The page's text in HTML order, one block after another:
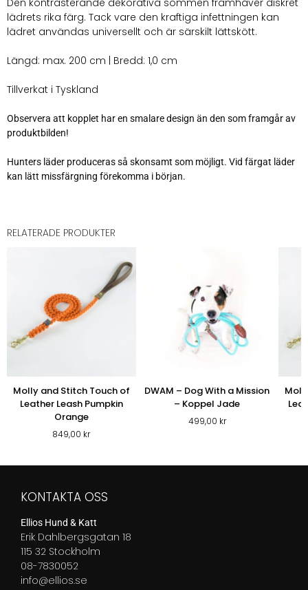
Den kontrasterande dekorativa sömmen framhäver diskret
lädrets rika färg. Tack vare den kraftiga infettningen kan
lädret användas universellt och är särskilt lättskött.
Längd: max. 200 cm | Bredd: 1,0 cm
Tillverkat i Tyskland
Observera att kopplet har en smalare design än den som framgår av
produktbilden!
Hunters läder produceras så skonsamt som möjligt. Vid färgat läder
kan lätt missfärgning förekomma i början.
RELATERADE PRODUKTER
Molly and Stitch Touch of
Leather Leash Pumpkin
Orange
849,00 kr
DWAM – Dog With a Mission
– Koppel Jade
499,00 kr
KONTAKTA OSS
Ellios Hund & Katt
Erik Dahlbergsgatan 18
115 32 Stockholm
08-7830052
info@ellios.se